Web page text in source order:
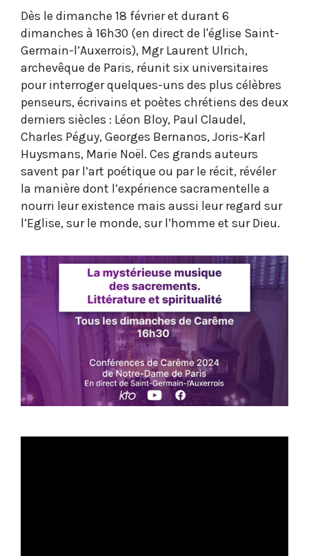
Dès le dimanche 18 février et durant 6
dimanches à 16h30 (en direct de l'église Saint-
Germain-l’Auxerrois), Mgr Laurent Ulrich,
archevêque de Paris, réunit six universitaires
pour interroger quelques-uns des plus célèbres
penseurs, écrivains et poètes chrétiens des deux
derniers siècles : Léon Bloy, Paul Claudel,
Charles Péguy, Georges Bernanos, Joris-Karl
Huysmans, Marie Noël. Ces grands auteurs
savent par l’art poétique ou par le récit, révéler
la manière dont l’expérience sacramentelle a
nourri leur existence mais aussi leur regard sur
l’Eglise, sur le monde, sur l’homme et sur Dieu.